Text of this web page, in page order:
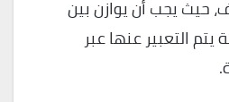
حيث يجب أن يوازن بين
التعبير عنها عبر